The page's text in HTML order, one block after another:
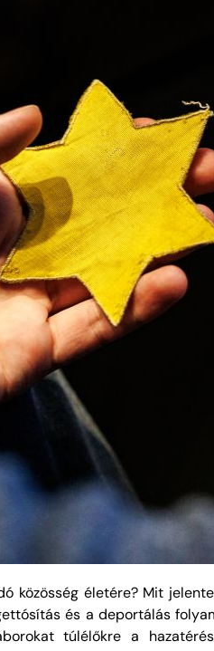
közösség életére? Mit
és a deportálás
túlélőkre a